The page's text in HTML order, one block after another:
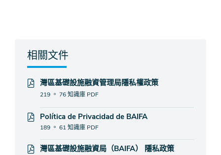
相關文件
灣區基礎設施融資管理局隱私權政策
219 。 76 知識庫 PDF
Política de Privacidad de BAIFA
189 。 61 知識庫 PDF
灣區基礎設施融資局（BAIFA） 隱私政策